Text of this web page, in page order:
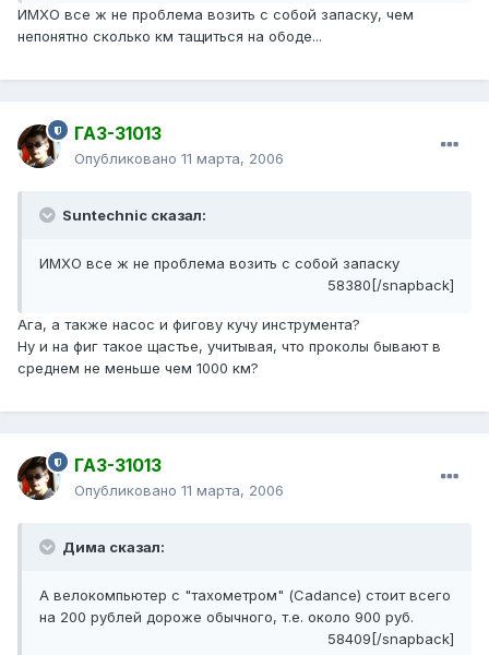
ИМХО все ж не проблема возить с собой запаску, чем
непонятно сколько км тащиться на ободе...
ГАЗ-31013
Опубликовано 11 марта, 2006
Suntechnic сказал:
ИМХО все ж не проблема возить с собой запаску
58380[/snapback]
Ага, а также насос и фигову кучу инструмента?
Ну и на фиг такое щастье, учитывая, что проколы бывают в
среднем не меньше чем 1000 км?
ГАЗ-31013
Опубликовано 11 марта, 2006
Дима сказал:
А велокомпьютер с "тахометром" (Cadance) стоит всего
на 200 рублей дороже обычного, т.е. около 900 руб.
58409[/snapback]